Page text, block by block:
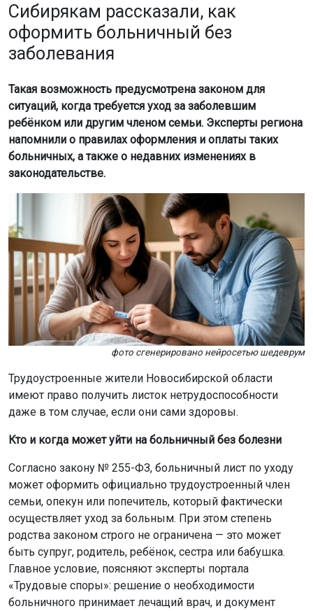
Сибирякам рассказали, как
оформить больничный без
заболевания
Такая возможность предусмотрена законом для
ситуаций, когда требуется уход за заболевшим
ребёнком или другим членом семьи. Эксперты региона
напомнили о правилах оформления и оплаты таких
больничных, а также о недавних изменениях в
законодательстве.
фото сгенерировано нейросетью шедеврум
Трудоустроенные жители Новосибирской области
имеют право получить листок нетрудоспособности
даже в том случае, если они сами здоровы.
Кто и когда может уйти на больничный без болезни
Согласно закону № 255-ФЗ, больничный лист по уходу
может оформить официально трудоустроенный член
семьи, опекун или попечитель, который фактически
осуществляет уход за больным. При этом степень
родства законом строго не ограничена — это может
быть супруг, родитель, ребёнок, сестра или бабушка.
Главное условие, поясняют эксперты портала
«Трудовые споры»: решение о необходимости
больничного принимает лечащий врач, и документ